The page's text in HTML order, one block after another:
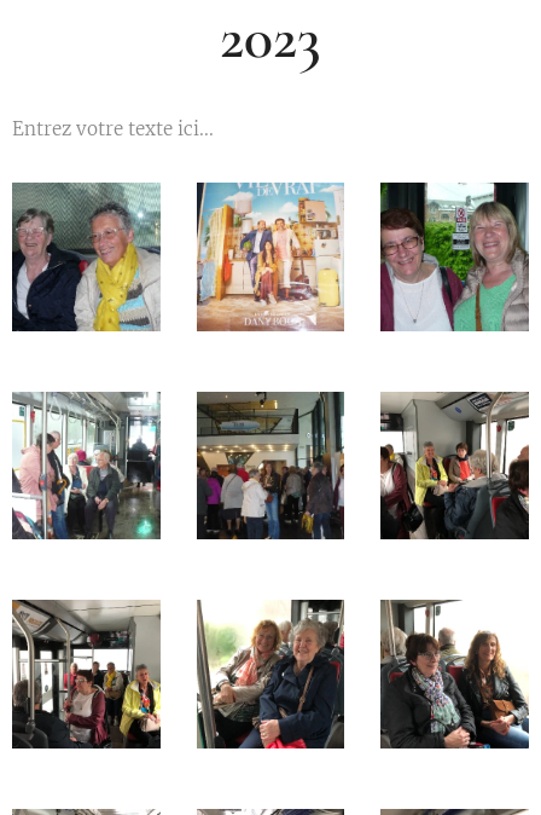
2023
Entrez votre texte ici...